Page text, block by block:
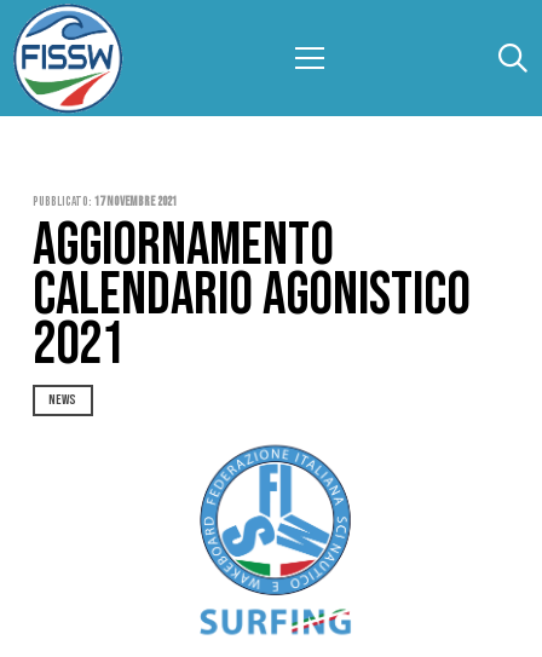
Pubblicato: 17 Novembre 2021
AGGIORNAMENTO
CALENDARIO AGONISTICO
2021
NEWS